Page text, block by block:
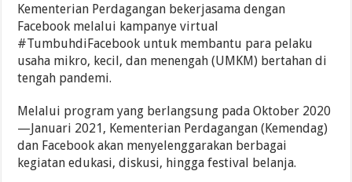
Kementerian Perdagangan bekerjasama dengan
Facebook melalui kampanye virtual
#TumbuhdiFacebook untuk membantu para pelaku
usaha mikro, kecil, dan menengah (UMKM) bertahan di
tengah pandemi.
Melalui program yang berlangsung pada Oktober 2020
—Januari 2021, Kementerian Perdagangan (Kemendag)
dan Facebook akan menyelenggarakan berbagai
kegiatan edukasi, diskusi, hingga festival belanja.